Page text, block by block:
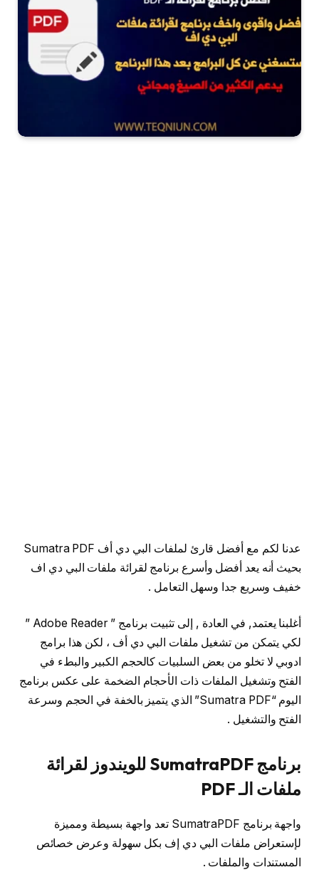
عدنا لكم مع أفضل قارئ لملفات البي دي أف Sumatra PDF
بحيث أنه يعد أفضل وأسرع برنامج لقرائة ملفات البي دي اف
خفيف وسريع جدا وسهل التعامل .
أغلبنا يعتمد, في العادة , إلى تثبيت برنامج ” Adobe Reader ”
لكي يتمكن من تشغيل ملفات البي دي أف ، لكن هذا برامج
ادوبي لا تخلو من بعض السلبيات كالحجم الكبير والبطء في
الفتح وتشغيل الملفات ذات الأحجام الضخمة على عكس برنامج
اليوم “Sumatra PDF” الذي يتميز بالخفة في الحجم وسرعة
الفتح والتشغيل .
برنامج SumatraPDF للويندوز لقرائة
ملفات الـ PDF
واجهة برنامج SumatraPDF تعد واجهة بسيطة ومميزة
لإستعراض ملفات البي دي إف بكل سهولة وعرض خصائص
المستندات والملفات .